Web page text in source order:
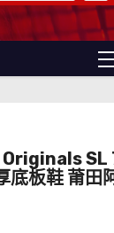
SL
底板鞋 莆田